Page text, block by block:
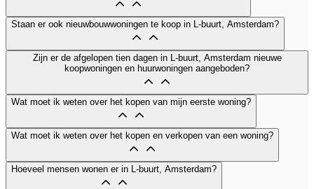
Staan er ook nieuwbouwwoningen te koop in L-buurt, Amsterdam?
Zijn er de afgelopen tien dagen in L-buurt, Amsterdam nieuwe
koopwoningen en huurwoningen aangeboden?
Wat moet ik weten over het kopen van mijn eerste woning?
Wat moet ik weten over het kopen en verkopen van een woning?
Hoeveel mensen wonen er in L-buurt, Amsterdam?